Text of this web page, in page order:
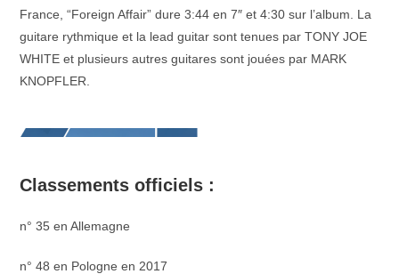
France, “Foreign Affair” dure 3:44 en 7″ et 4:30 sur l’album. La
guitare rythmique et la lead guitar sont tenues par TONY JOE
WHITE et plusieurs autres guitares sont jouées par MARK
KNOPFLER.
Classements officiels :
n° 35 en Allemagne
n° 48 en Pologne en 2017